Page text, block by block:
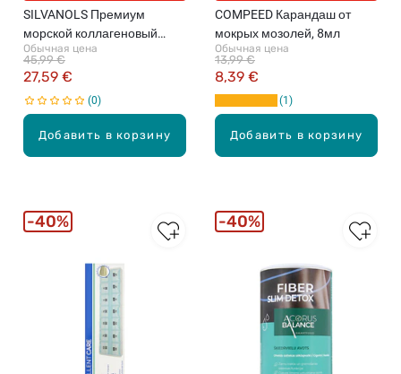
Добавить в корзину
SILVANOLS Премиум
морской коллагеновый
порошок, 400г
Обычная цена
27,59 €
45,99 €
0
Добавить в корзину
COMPEED Карандаш от
мокрых мозолей, 8мл
Обычная цена
8,39 €
13,99 €
1
40% 40%